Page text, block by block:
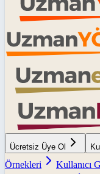
Ücretsiz Üye Ol
Örnekleri
Kullanıcı